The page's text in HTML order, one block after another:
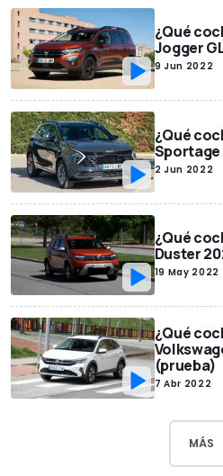
¿Qué
Jogger
9 Jun 2022
¿Qué
Sportage
2 Jun 2022
¿Qué
Duster
19 May 2022
¿Qué
(prueba)
7 Abr 2022
MÁS